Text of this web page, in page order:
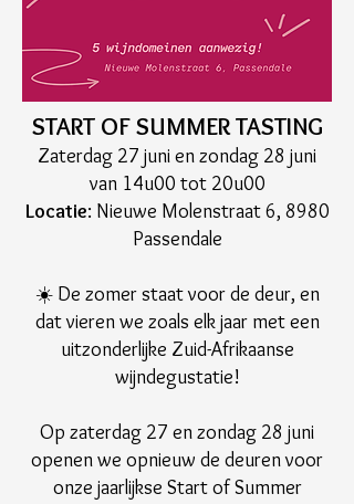
START OF SUMMER TASTING
Zaterdag 27 juni en zondag 28 juni
van 14u00 tot 20u00
Locatie: Nieuwe Molenstraat 6, 8980
Passendale
☀️ De zomer staat voor de deur, en
dat vieren we zoals elk jaar met een
uitzonderlijke Zuid-Afrikaanse
wijndegustatie!
Op zaterdag 27 en zondag 28 juni
openen we opnieuw de deuren voor
onze jaarlijkse Start of Summer